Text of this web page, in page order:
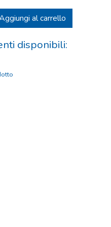
al carrello
disponibili: